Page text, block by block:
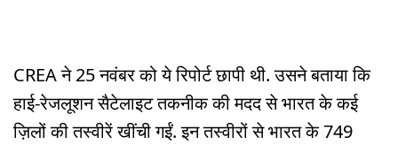
CREA ने 25 नवंबर को ये रिपोर्ट छापी थी. उसने बताया कि
हाई-रेजलूशन सैटेलाइट तकनीक की मदद से भारत के कई
ज़िलों की तस्वीरें खींची गईं. इन तस्वीरों से भारत के 749